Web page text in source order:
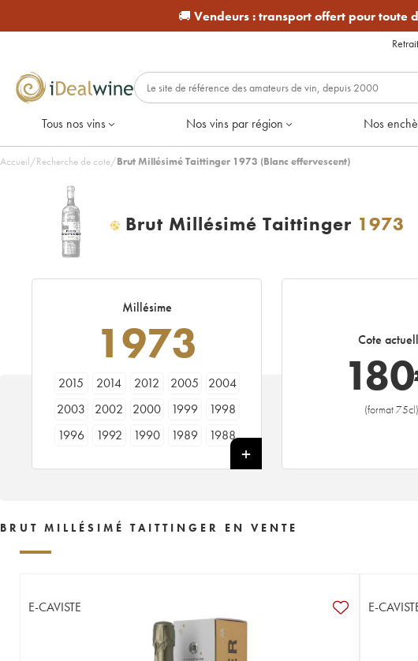
🚚 Vendeurs :transport offert pour toute
Tous nos vins Nos vins par région Nos
Accueil/Recherche de cote/Brut Millésimé Taittinger 1973 (Blanc effervescent)
H Brut Millésimé Taittinger 1973
Millésime
1973
2015 2014 2012 2005
2004
2003
2002 2000 1999
1998
1996
1992 1990 1989
1988
Cote
180
(format 75cl)
BRUT MILLÉSIMÉ TAITTINGER EN VENTE
E-CAVISTE E-